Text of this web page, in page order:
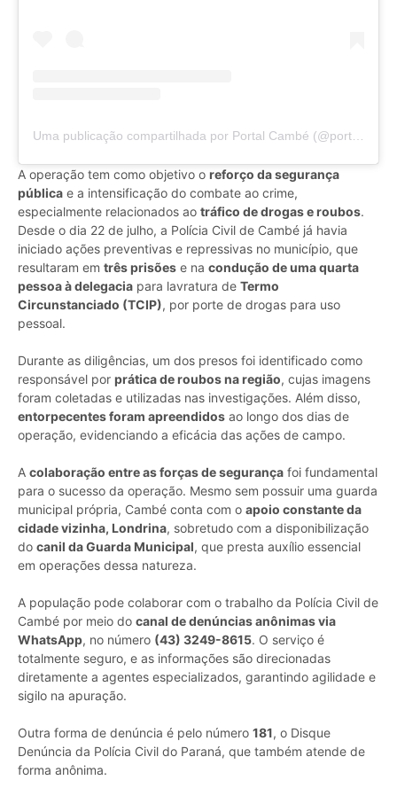
A operação tem como objetivo o reforço da segurança
pública e a intensificação do combate ao crime,
especialmente relacionados ao tráfico de drogas e roubos.
Desde o dia 22 de julho, a Polícia Civil de Cambé já havia
iniciado ações preventivas e repressivas no município, que
resultaram em três prisões e na condução de uma quarta
pessoa à delegacia para lavratura de Termo
Circunstanciado (TCIP), por porte de drogas para uso
pessoal.
Durante as diligências, um dos presos foi identificado como
responsável por prática de roubos na região, cujas imagens
foram coletadas e utilizadas nas investigações. Além disso,
entorpecentes foram apreendidos ao longo dos dias de
operação, evidenciando a eficácia das ações de campo.
A colaboração entre as forças de segurança foi fundamental
para o sucesso da operação. Mesmo sem possuir uma guarda
municipal própria, Cambé conta com o apoio constante da
cidade vizinha, Londrina, sobretudo com a disponibilização
do canil da Guarda Municipal, que presta auxílio essencial
em operações dessa natureza.
A população pode colaborar com o trabalho da Polícia Civil de
Cambé por meio do canal de denúncias anônimas via
WhatsApp, no número (43) 3249-8615. O serviço é
totalmente seguro, e as informações são direcionadas
diretamente a agentes especializados, garantindo agilidade e
sigilo na apuração.
Outra forma de denúncia é pelo número 181, o Disque
Denúncia da Polícia Civil do Paraná, que também atende de
forma anônima.